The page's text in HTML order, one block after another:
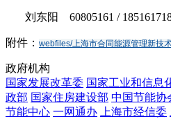
刘东阳 60805161 /
附件： webfiles/上海市合同能源管理新技
政府机构
国家发展改革委 国家工业和信息
政部 国家住房建设部 中国节能协
节能中心 一网通办 上海市经信委